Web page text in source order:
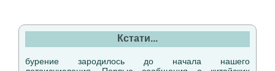
Кстати...
бурение зародилось до начала нашего